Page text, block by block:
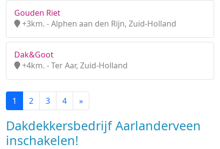
Gouden Riet
+3km. - Alphen aan den Rijn, Zuid-Holland
Dak&Goot
+4km. - Ter Aar, Zuid-Holland
1 2 3 4 »
Dakdekkersbedrijf Aarlanderveen
inschakelen!